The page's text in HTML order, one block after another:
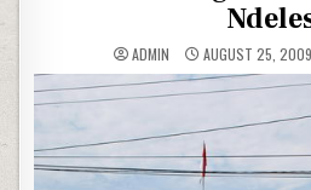
ADMIN AUGUST 25, 2009